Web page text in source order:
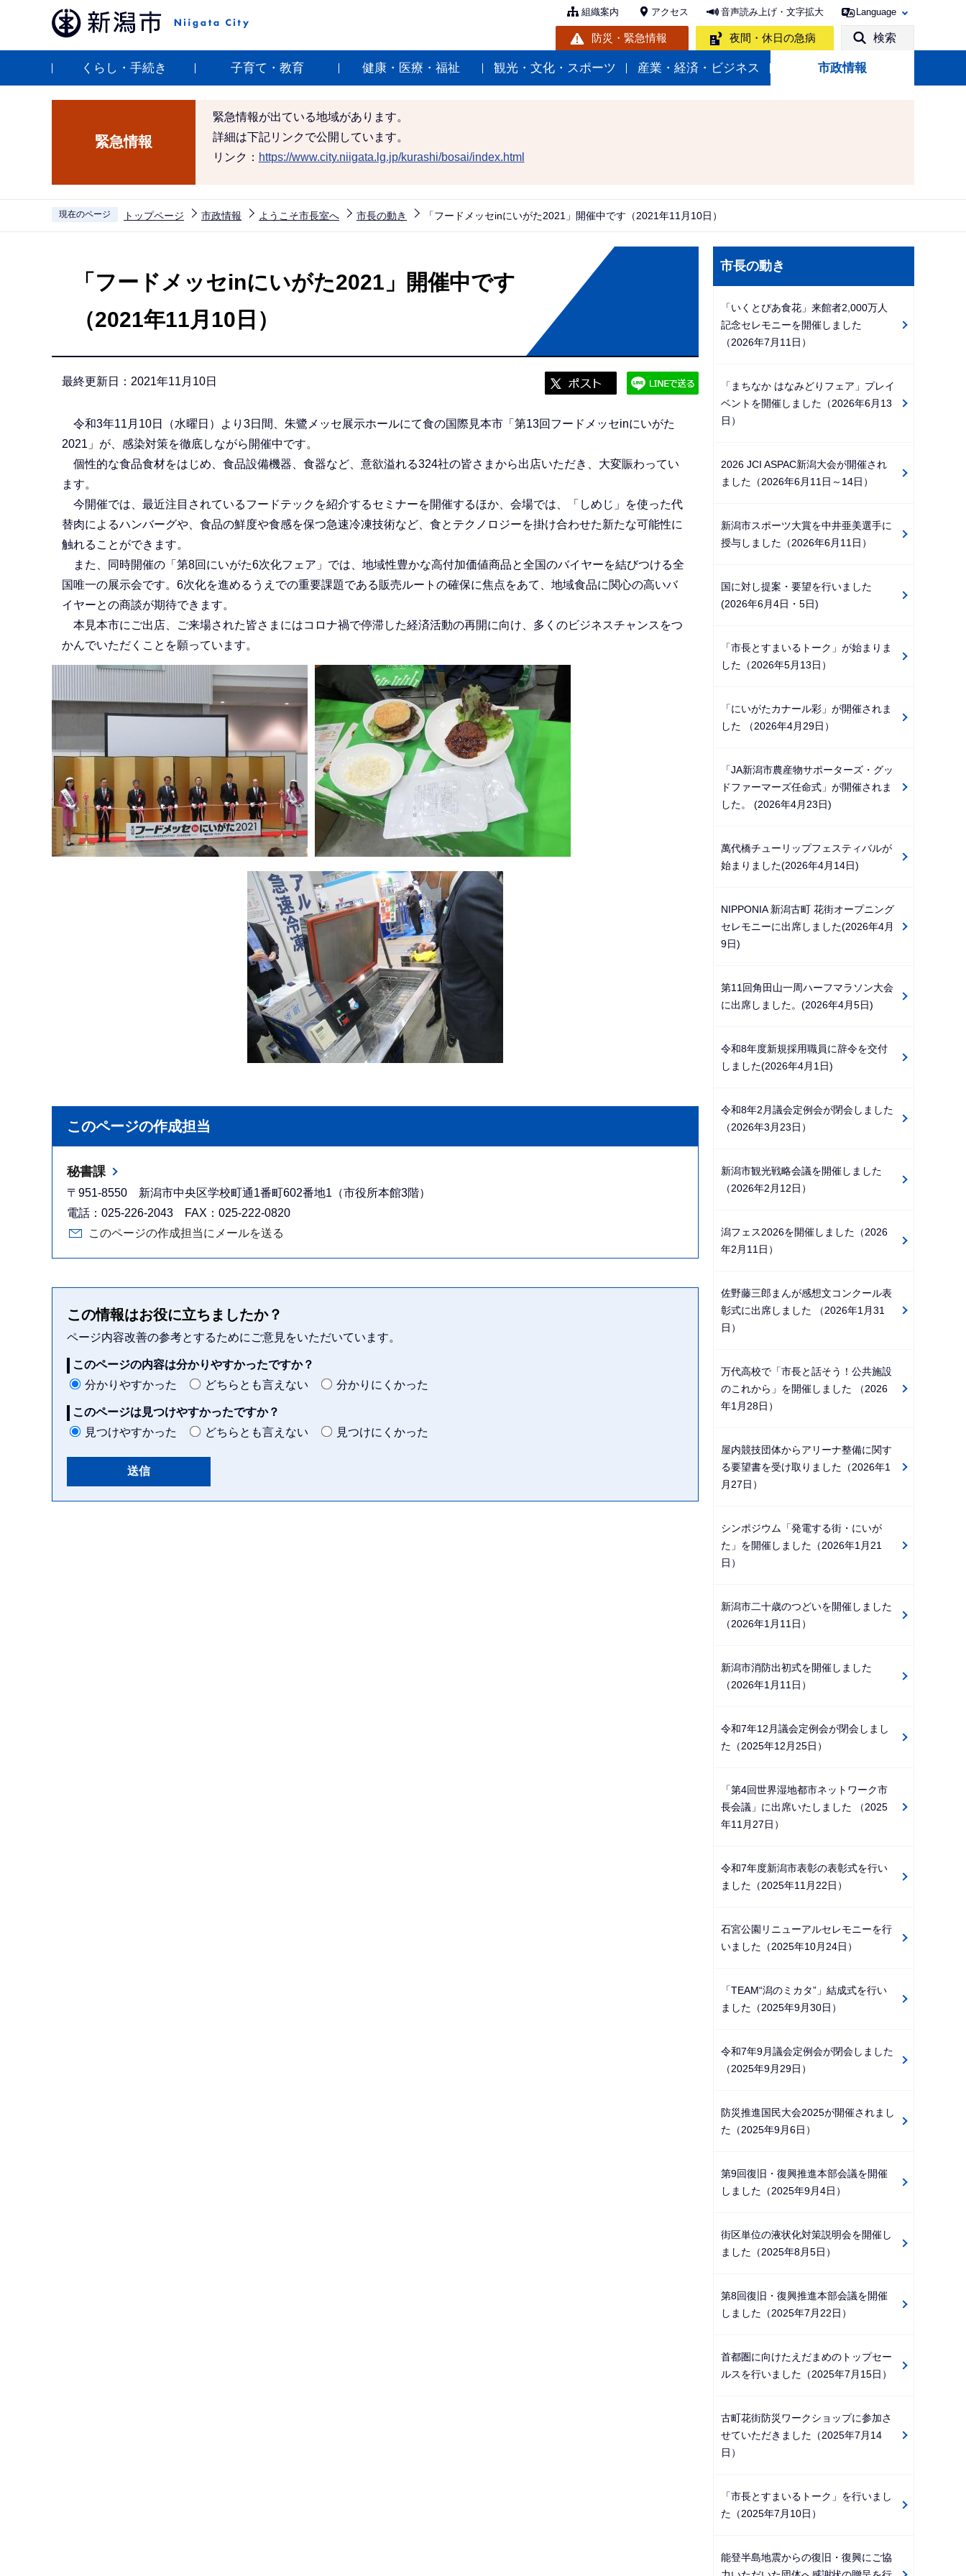
ペ
組織案内 アクセス 音声読み上げ・文字拡大 Language
防災・緊急情報 夜間・休日の急病 検索
くらし・手続き 子育て・教育 健康・医療・福祉 観光・文化・スポーツ 産業・経済・ビジネス 市政情報
緊急情報
緊急情報が出ている地域があります。
詳細は下記リンクで公開しています。
リンク： https://www.city.niigata.lg.jp/kurashi/bosai/index.html
現在のページ トップページ 市政情報 ようこそ市長室へ 市長の動き 「フードメッセinにいがた2021」開催中です（2021年11月10日）
「フードメッセinにいがた2021」開催中です
（2021年11月10日）
最終更新日：2021年11月10日
令和3年11月10日（水曜日）より3日間、朱鷺メッセ展示ホールにて食の国際見本市「第13回フードメッセinにいがた
2021」が、感染対策を徹底しながら開催中です。
個性的な食品食材をはじめ、食品設備機器、食器など、意欲溢れる324社の皆さまから出店いただき、大変賑わってい
ます。
今開催では、最近注目されているフードテックを紹介するセミナーを開催するほか、会場では、「しめじ」を使った代
替肉によるハンバーグや、食品の鮮度や食感を保つ急速冷凍技術など、食とテクノロジーを掛け合わせた新たな可能性に
触れることができます。
また、同時開催の「第8回にいがた6次化フェア」では、地域性豊かな高付加価値商品と全国のバイヤーを結びつける全
国唯一の展示会です。6次化を進めるうえでの重要課題である販売ルートの確保に焦点をあて、地域食品に関心の高いバ
イヤーとの商談が期待できます。
本見本市にご出店、ご来場された皆さまにはコロナ禍で停滞した経済活動の再開に向け、多くのビジネスチャンスをつ
かんでいただくことを願っています。
このページの作成担当
秘書課
〒951-8550 新潟市中央区学校町通1番町602番地1（市役所本館3階）
電話：025-226-2043 FAX：025-222-0820
このページの作成担当にメールを送る
この情報はお役に立ちましたか？
ページ内容改善の参考とするためにご意見をいただいています。
このページの内容は分かりやすかったですか？
分かりやすかった
どちらとも言えない 分かりにくかった
このページは見つけやすかったですか？
見つけやすかった
どちらとも言えない 見つけにくかった
ン
か
市長の動き
「いくとぴあ食花」来館者2,000万人
記念セレモニーを開催しました
（2026年7月11日）
「まちなか はなみどりフェア」プレイ
ベントを開催しました（2026年6月13
日）
2026 JCI ASPAC新潟大会が開催され
ました（2026年6月11日～14日）
新潟市スポーツ大賞を中井亜美選手に
授与しました（2026年6月11日）
国に対し提案・要望を行いました
(2026年6月4日・5日)
「市長とすまいるトーク」が始まりま
した（2026年5月13日）
「にいがたカナール彩」が開催されま
した （2026年4月29日）
「JA新潟市農産物サポーターズ・グッ
ドファーマーズ任命式」が開催されま
した。 (2026年4月23日)
萬代橋チューリップフェスティバルが
始まりました(2026年4月14日)
NIPPONIA 新潟古町 花街オープニング
セレモニーに出席しました(2026年4月
9日)
第11回角田山一周ハーフマラソン大会
に出席しました。(2026年4月5日)
令和8年度新規採用職員に辞令を交付
しました(2026年4月1日)
令和8年2月議会定例会が閉会しました
（2026年3月23日）
新潟市観光戦略会議を開催しました
（2026年2月12日）
潟フェス2026を開催しました（2026
年2月11日）
佐野藤三郎まんが感想文コンクール表
彰式に出席しました （2026年1月31
日）
万代高校で「市長と話そう！公共施設
のこれから」を開催しました （2026
年1月28日）
屋内競技団体からアリーナ整備に関す
る要望書を受け取りました（2026年1
月27日）
シンポジウム「発電する街・にいが
た」を開催しました（2026年1月21
日）
新潟市二十歳のつどいを開催しました
（2026年1月11日）
新潟市消防出初式を開催しました
（2026年1月11日）
令和7年12月議会定例会が閉会しまし
た（2025年12月25日）
「第4回世界湿地都市ネットワーク市
長会議」に出席いたしました （2025
年11月27日）
令和7年度新潟市表彰の表彰式を行い
ました（2025年11月22日）
石宮公園リニューアルセレモニーを行
いました（2025年10月24日）
「TEAM“潟のミカタ”」結成式を行い
ました（2025年9月30日）
令和7年9月議会定例会が閉会しました
（2025年9月29日）
防災推進国民大会2025が開催されまし
た（2025年9月6日）
第9回復旧・復興推進本部会議を開催
しました（2025年9月4日）
街区単位の液状化対策説明会を開催し
ました（2025年8月5日）
第8回復旧・復興推進本部会議を開催
しました（2025年7月22日）
首都圏に向けたえだまめのトップセー
ルスを行いました（2025年7月15日）
古町花街防災ワークショップに参加さ
せていただきました（2025年7月14
日）
「市長とすまいるトーク」を行いまし
た（2025年7月10日）
能登半島地震からの復旧・復興にご協